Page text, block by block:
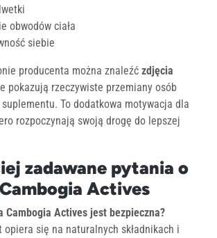
obwodów ciała
siebie
producenta można znaleźć zdjęcia
pokazują rzeczywiste przemiany osób
To dodatkowa motywacja dla
rozpoczynają swoją drogę do lepszej
zadawane pytania o
Actives
Cambogia Actives jest bezpieczna?
opiera się na naturalnych składnikach i